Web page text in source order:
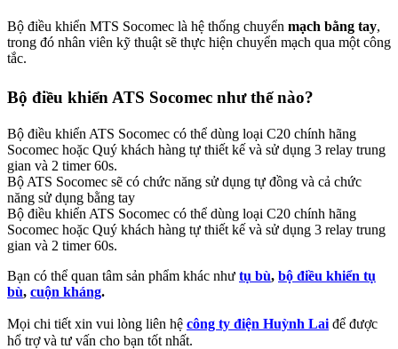
Bộ điều khiển MTS Socomec là hệ thống chuyển mạch bằng tay,
trong đó nhân viên kỹ thuật sẽ thực hiện chuyển mạch qua một công
tắc.
Bộ điều khiển ATS Socomec như thế nào?
Bộ điều khiển ATS Socomec có thể dùng loại C20 chính hãng
Socomec hoặc Quý khách hàng tự thiết kế và sử dụng 3 relay trung
gian và 2 timer 60s.
Bộ ATS Socomec sẽ có chức năng sử dụng tự đồng và cả chức
năng sử dụng bằng tay
Bộ điều khiển ATS Socomec có thể dùng loại C20 chính hãng
Socomec hoặc Quý khách hàng tự thiết kế và sử dụng 3 relay trung
gian và 2 timer 60s.
Bạn có thể quan tâm sản phẩm khác như tụ bù, bộ điều khiển tụ
bù, cuộn kháng.
Mọi chi tiết xin vui lòng liên hệ công ty điện Huỳnh Lai để được
hổ trợ và tư vấn cho bạn tốt nhất.